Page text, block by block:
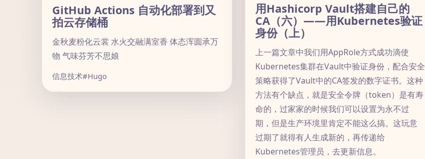
GitHub Actions 自动化部署到又
拍云存储桶
金秋麦粉化云裳 水火交融满室香 体态浑圆承万
物 气味芬芳不思娘
信息技术#Hugo
用Hashicorp Vault搭建自己的
CA（六）——用Kubernetes验证
身份（上）
上一篇文章中我们用AppRole方式成功滴使
Kubernetes集群在Vault中验证身份，配合安全
策略获得了Vault中的CA签发的数字证书。这种
方法有个缺点，就是安全令牌（token）是有寿
命的，过家家的时候我们可以设置为永不过
期，但是生产环境里肯定不能这么搞。这玩意
过期了就得有人生成新的，再传递给
Kubernetes管理员，去更新信息。